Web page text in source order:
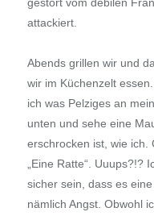
attackiert.
Abends grillen wir und
wir im Küchenzelt
ich was Pelziges an
unten und sehe eine
erschrocken ist, wie ich.
„Eine Ratte“. Uuups?!?
sicher sein, dass es
nämlich Angst. Obwohl